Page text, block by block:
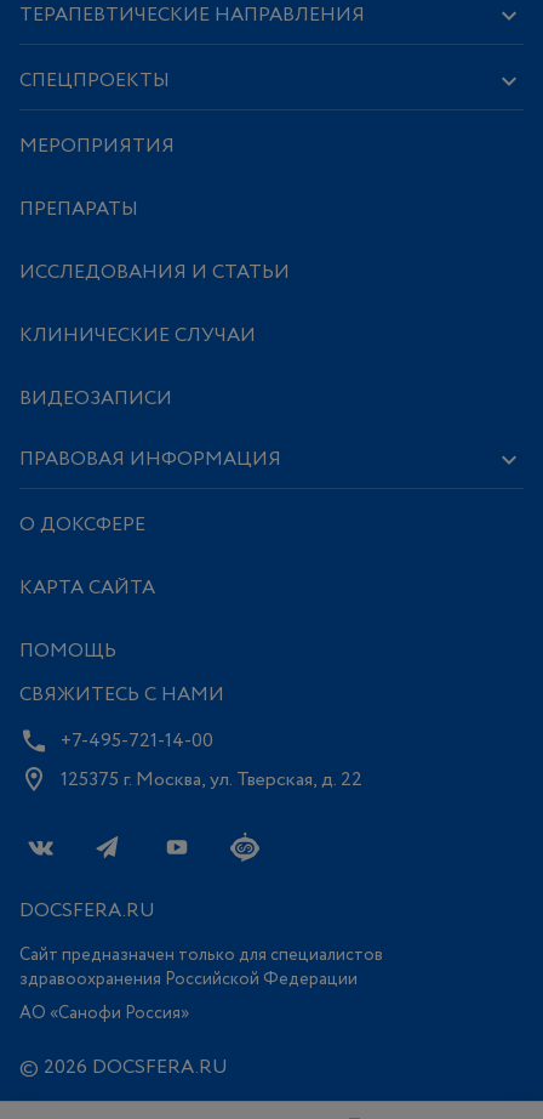
ТЕРАПЕВТИЧЕСКИЕ НАПРАВЛЕНИЯ
СПЕЦПРОЕКТЫ
МЕРОПРИЯТИЯ
ПРЕПАРАТЫ
ИССЛЕДОВАНИЯ И СТАТЬИ
КЛИНИЧЕСКИЕ СЛУЧАИ
ВИДЕОЗАПИСИ
ПРАВОВАЯ ИНФОРМАЦИЯ
О ДОКСФЕРЕ
КАРТА САЙТА
ПОМОЩЬ
СВЯЖИТЕСЬ С НАМИ
+7-495-721-14-00
125375 г. Москва, ул. Тверская, д. 22
DOCSFERA.RU
Сайт предназначен только для специалистов
здравоохранения Российской Федерации
АО «Санофи Россия»
© 2026 DOCSFERA.RU